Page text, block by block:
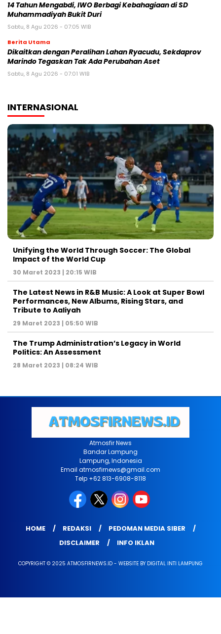
14 Tahun Mengabdi, IWO Berbagi Kebahagiaan di SD
Muhammadiyah Bukit Duri
Sabtu, 8 Agu 2026 - 07:05 WIB
Berita Utama
Dikaitkan dengan Peralihan Lahan Ryacudu, Sekdaprov
Marindo Tegaskan Tak Ada Perubahan Aset
Sabtu, 8 Agu 2026 - 07:01 WIB
INTERNASIONAL
Unifying the World Through Soccer: The Global
Impact of the World Cup
30 Maret 2023 | 20:15 WIB
The Latest News in R&B Music: A Look at Super Bowl
Performances, New Albums, Rising Stars, and
Tribute to Aaliyah
29 Maret 2023 | 05:50 WIB
The Trump Administration’s Legacy in World
Politics: An Assessment
28 Maret 2023 | 08:24 WIB
Atmosfir News
Bandar Lampung
Lampung, Indonesia
Email atmosfirnews@gmail.com
Telp +62 813-6908-8118
HOME REDAKSI
PEDOMAN MEDIA SIBER
DISCLAIMER
INFO IKLAN
COPYRIGHT © 2025 ATMOSFIRNEWS.ID - WEBSITE BY DIGITAL INTI LAMPUNG